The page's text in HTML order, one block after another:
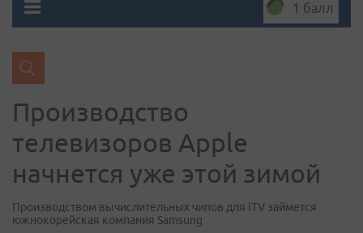
1 балл
Производство
телевизоров Apple
начнется уже этой зимой
Производством вычислительных чипов для iTV займется
южнокорейская компания Samsung